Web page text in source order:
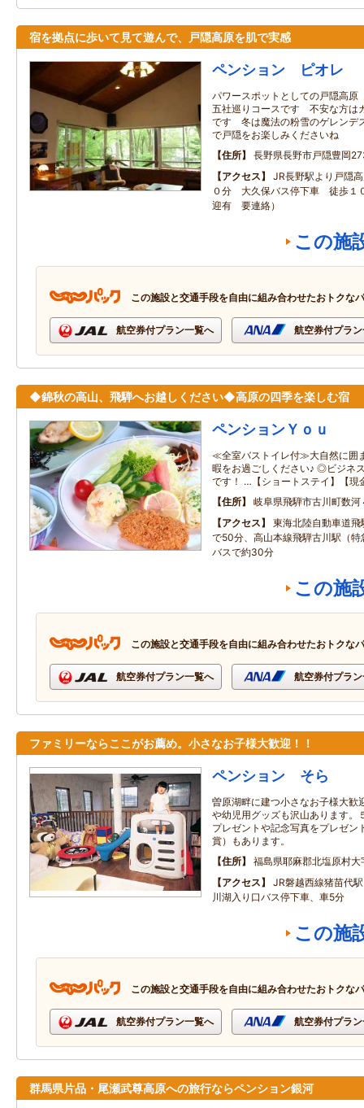
宿を拠点に歩いて見て遊んで、戸隠高原を肌で実感
ペンション ピオレ
パワースポットとしての戸隠高
五社巡りコースです 不安な方は
です 冬は魔法の粉雪のゲレンデ
で戸隠をお楽しみくださいね
住所
長野県長野市戸隠豊岡
アクセス
JR長野駅より戸隠
０分 大久保バス停下車 徒歩１
迎有 要連絡）
この施
この施設と交通手段を自由に組み合わせたおトクな
航空券付プラン一覧へ 航空券付プラ
◆錦秋の高山、飛騨へお越しください◆高原の四季を楽しむ宿
ペンションＹｏｕ
≪全室バストイレ付≫大自然に囲
暇をお過ごしください♪ ◎ビジネ
です！ …【ショートステイ】【現
住所
岐阜県飛騨市古川町数
アクセス
東海北陸自動車道
で50分、高山本線飛騨古川駅（
バスで約30分
この施
この施設と交通手段を自由に組み合わせたおトクな
航空券付プラン一覧へ 航空券付プラ
ファミリーならここがお薦め。小さなお子様大歓迎！！
ペンション そら
曽原湖畔に建つ小さなお子様大歓
や幼児用グッズも沢山あります。
プレゼントや記念写真をプレゼン
賞）もあります。
住所
福島県耶麻郡北塩原村
アクセス
JR磐越西線猪苗代
川湖入り口バス停下車、車5分
この施
この施設と交通手段を自由に組み合わせたおトクな
航空券付プラン一覧へ 航空券付プラ
群馬県片品・尾瀬武尊高原への旅行ならペンション銀河